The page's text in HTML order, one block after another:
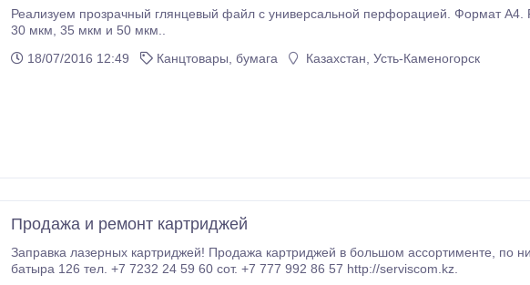
Реализуем прозрачный глянцевый файл с универсальной перфорацией. Формат
30 мкм, 35 мкм и 50 мкм..
18/07/2016 12:49
Канцтовары, бумага Казахстан, Усть-Каменогорск
Продажа и ремонт картриджей
Заправка лазерных картриджей! Продажа картриджей в большом ассортименте, по низким ценам! Сервис com - ул.Кабанбай
батыра 126 тел. +7 7232 24 59 60 сот. +7 777 992 86 57 http://serviscom.kz.